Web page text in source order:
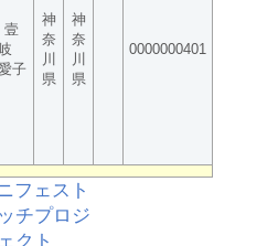
壹
子
神
奈
川
県
神
奈
川
県
0000000401